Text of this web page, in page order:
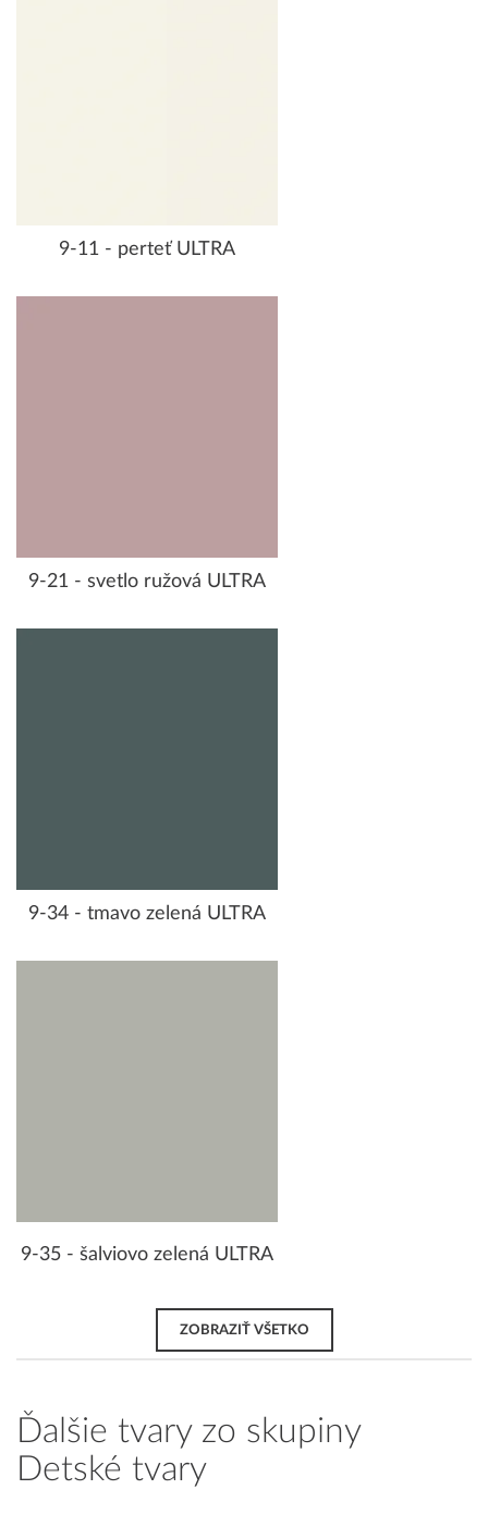
9-11 - perteť ULTRA
9-21 - svetlo ružová ULTRA
9-34 - tmavo zelená ULTRA
9-35 - šalviovo zelená ULTRA
ZOBRAZIŤ VŠETKO
Ďalšie tvary zo skupiny
Detské tvary